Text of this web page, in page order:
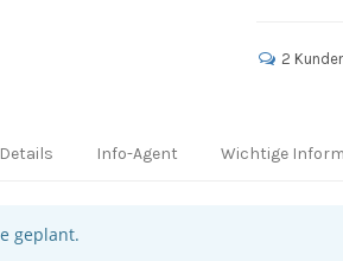
2
Info-Agent Wichtige
geplant.